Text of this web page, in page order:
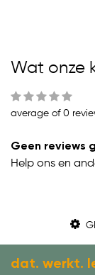
Wat onze
average of 0
Geen reviews
Help ons en
dat. werkt.